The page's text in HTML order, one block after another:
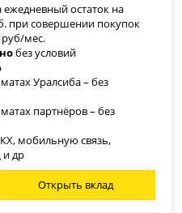
ежедневный остаток на
при совершении покупок
руб/мес.
без условий
Уралсиба – без
партнёров – без
мобильную связь,
др
Открыть вклад